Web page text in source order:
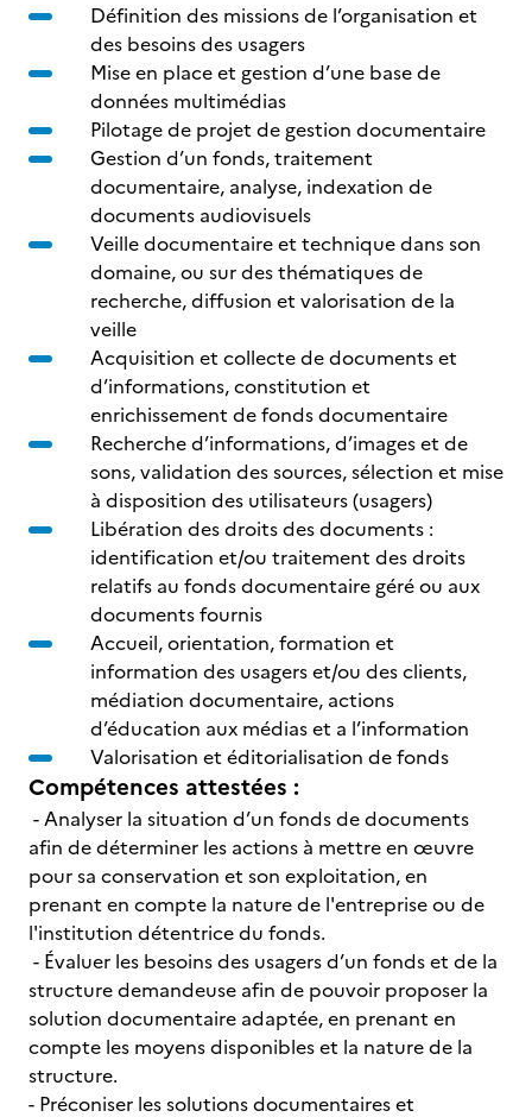
Définition des missions de l’organisation et
des besoins des usagers
Mise en place et gestion d’une base de
données multimédias
Pilotage de projet de gestion documentaire
Gestion d’un fonds, traitement
documentaire, analyse, indexation de
documents audiovisuels
Veille documentaire et technique dans son
domaine, ou sur des thématiques de
recherche, diffusion et valorisation de la
veille
Acquisition et collecte de documents et
d’informations, constitution et
enrichissement de fonds documentaire
Recherche d’informations, d’images et de
sons, validation des sources, sélection et mise
à disposition des utilisateurs (usagers)
Libération des droits des documents :
identification et/ou traitement des droits
relatifs au fonds documentaire géré ou aux
documents fournis
Accueil, orientation, formation et
information des usagers et/ou des clients,
médiation documentaire, actions
d’éducation aux médias et a l’information
Valorisation et éditorialisation de fonds
Compétences attestées :
- Analyser la situation d’un fonds de documents
afin de déterminer les actions à mettre en œuvre
pour sa conservation et son exploitation, en
prenant en compte la nature de l'entreprise ou de
l'institution détentrice du fonds.
- Évaluer les besoins des usagers d’un fonds et de la
structure demandeuse afin de pouvoir proposer la
solution documentaire adaptée, en prenant en
compte les moyens disponibles et la nature de la
structure.
- Préconiser les solutions documentaires et